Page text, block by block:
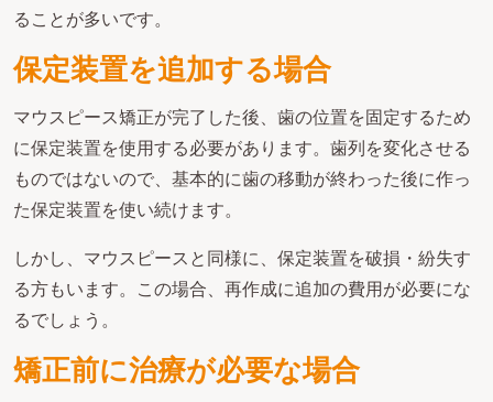
ることが多いです。
保定装置を追加する場合
マウスピース矯正が完了した後、歯の位置を固定するため
に保定装置を使用する必要があります。歯列を変化させる
ものではないので、基本的に歯の移動が終わった後に作っ
た保定装置を使い続けます。
しかし、マウスピースと同様に、保定装置を破損・紛失す
る方もいます。この場合、再作成に追加の費用が必要にな
るでしょう。
矯正前に治療が必要な場合